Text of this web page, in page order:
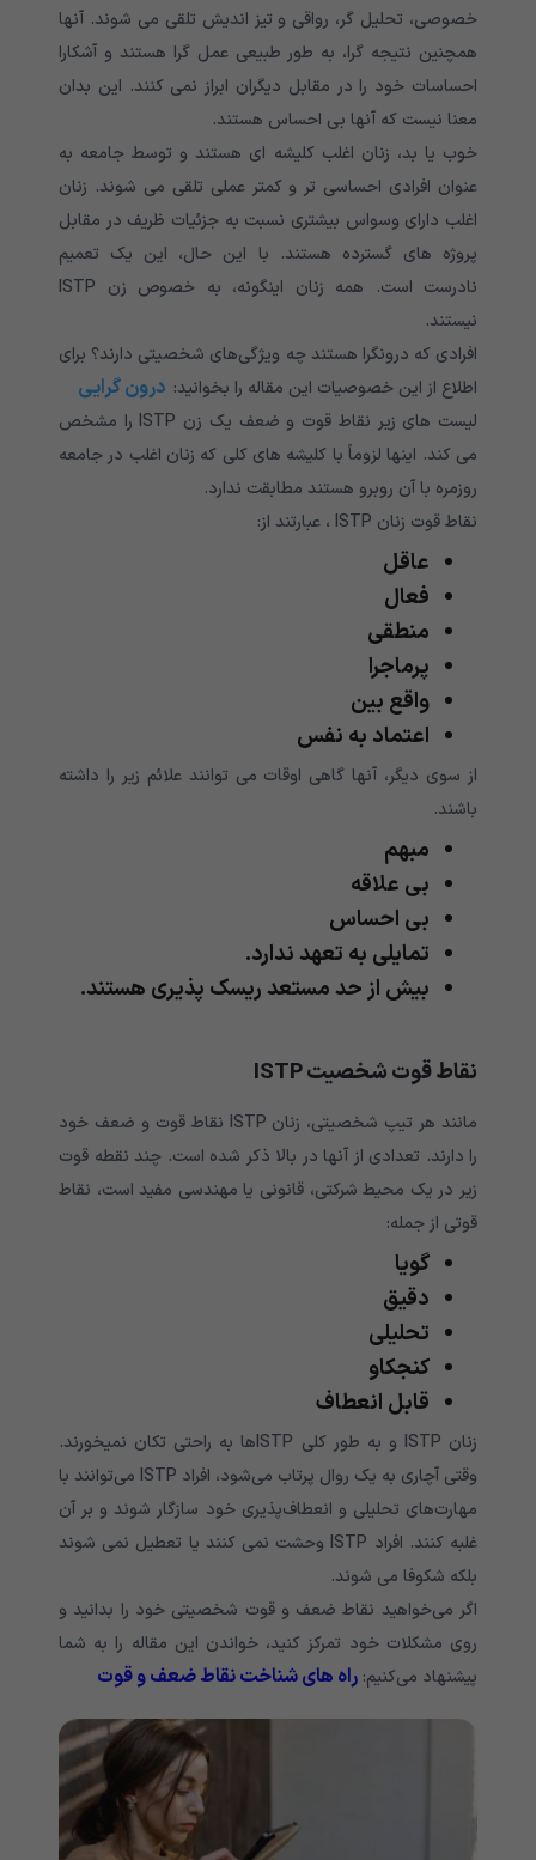
خصوصی، تحلیل گر، رواقی و تیز اندیش تلقی می شوند. آنها
همچنین نتیجه گرا، به طور طبیعی عمل گرا هستند و آشکارا
احساسات خود را در مقابل دیگران ابراز نمی کنند. این بدان
معنا نیست که آنها بی احساس هستند.
خوب یا بد، زنان اغلب کلیشه ای هستند و توسط جامعه به
عنوان افرادی احساسی تر و کمتر عملی تلقی می شوند. زنان
اغلب دارای وسواس بیشتری نسبت به جزئیات ظریف در مقابل
پروژه های گسترده هستند. با این حال، این یک تعمیم
نادرست است. همه زنان اینگونه، به خصوص زن ISTP
نیستند.
افرادی که درونگرا هستند چه ویژگی‌های شخصیتی دارند؟ برای
اطلاع از این خصوصیات این مقاله را بخوانید: درون گرایی
لیست های زیر نقاط قوت و ضعف یک زن ISTP را مشخص
می کند. اینها لزوماً با کلیشه های کلی که زنان اغلب در جامعه
روزمره با آن روبرو هستند مطابقت ندارد.
نقاط قوت زنان ISTP ، عبارتند از:
عاقل
فعال
منطقی
پرماجرا
واقع بین
اعتماد به نفس
از سوی دیگر، آنها گاهی اوقات می توانند علائم زیر را داشته
باشند.
مبهم
بی علاقه
بی احساس
تمایلی به تعهد ندارد.
بیش از حد مستعد ریسک پذیری هستند.
نقاط قوت شخصیت
مانند هر تیپ شخصیتی، زنان ISTP نقاط قوت و ضعف خود
را دارند. تعدادی از آنها در بالا ذکر شده است. چند نقطه قوت
زیر در یک محیط شرکتی، قانونی یا مهندسی مفید است، نقاط
قوتی از جمله:
گویا
دقیق
تحلیلی
کنجکاو
قابل انعطاف
زنان ISTP و به طور کلی ISTPها به راحتی تکان نمیخورند.
وقتی آچاری به یک روال پرتاب می‌شود، افراد ISTP می‌توانند با
مهارت‌های تحلیلی و انعطاف‌پذیری خود سازگار شوند و بر آن
غلبه کنند. افراد ISTP وحشت نمی کنند یا تعطیل نمی شوند
بلکه شکوفا می شوند.
اگر می‌خواهید نقاط ضعف و قوت شخصیتی خود را بدانید و
روی مشکلات خود تمرکز کنید، خواندن این مقاله را به شما
پیشنهاد می‌کنیم: راه های شناخت نقاط ضعف و قوت